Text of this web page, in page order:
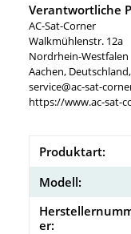
Verantwortliche
AC-Sat-Corner
Walkmühlenstr. 12a
Nordrhein-Westfalen
Aachen,
service@ac-sat-
https://www.ac-sat-
Produktart:
Modell:
er: